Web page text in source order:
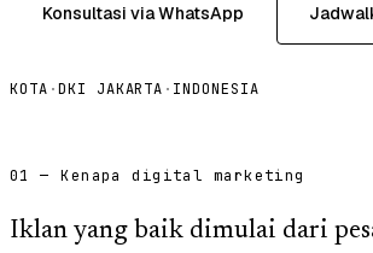
Konsultasi via WhatsApp
KOTA ·DKI JAKARTA · INDONESIA
01 — Kenapa digital marketing
Iklan yang baik dimulai dari